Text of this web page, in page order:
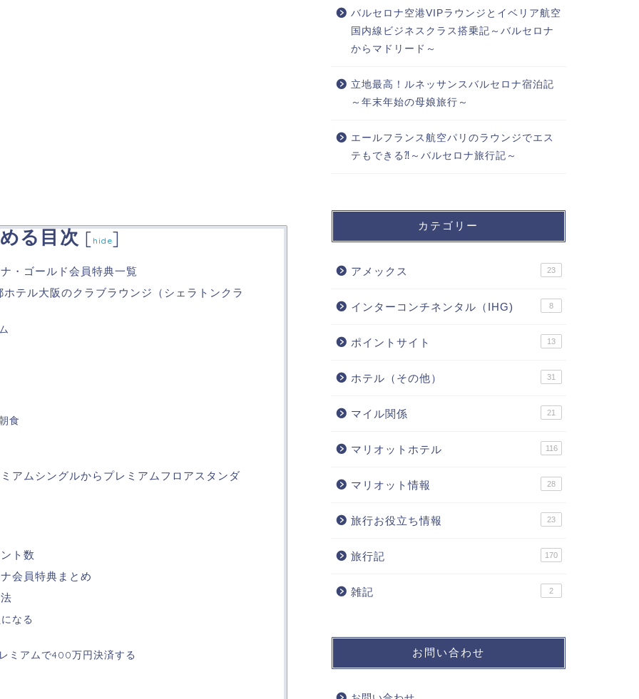
る目次 [ hide]
・ゴールド会員特典一覧
テル大阪のクラブラウンジ（シェラトンクラ
食
アムシングルからプレミアムフロアスタンダ
ト数
会員特典まとめ
なる
ミアムで400万円決済する
バルセロナ空港VIPラウンジとイベリア航空
国内線ビジネスクラス搭乗記～バルセロナ
からマドリード～
立地最高！ルネッサンスバルセロナ宿泊記
～年末年始の母娘旅行～
エールフランス航空パリのラウンジでエス
テもできる⁈～バルセロナ旅行記～
カテゴリー
アメックス 23
インターコンチネンタル（IHG) 8
ポイントサイト 13
ホテル（その他） 31
マイル関係 21
マリオットホテル 116
マリオット情報 28
旅行お役立ち情報 23
旅行記 170
雑記 2
お問い合わせ